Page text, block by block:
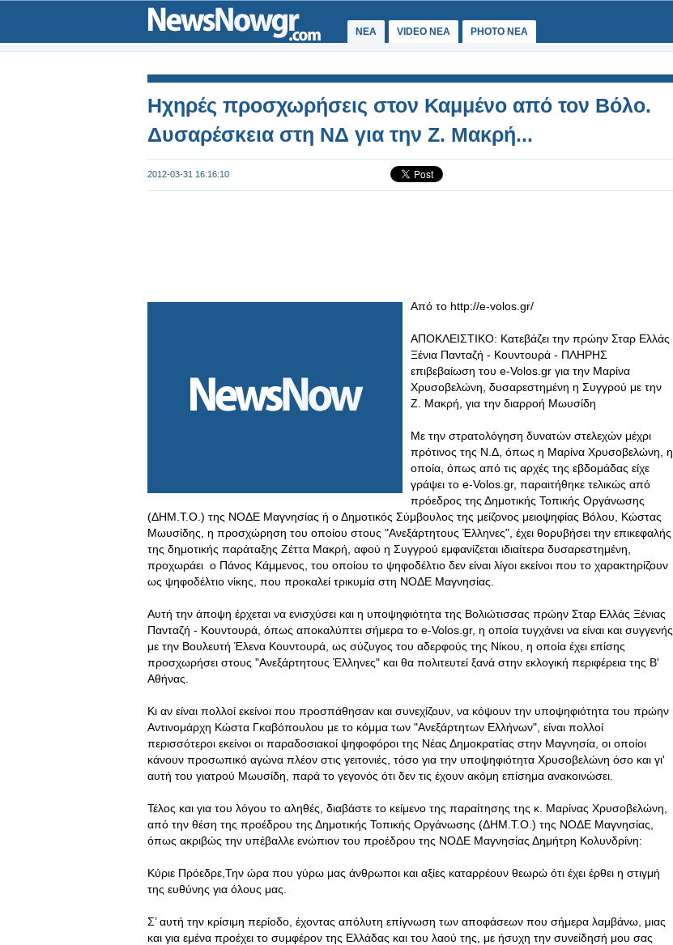
ΝΕΑ VIDEO NEA PHOTO NEA
Ηχηρές προσχωρήσεις στον Καμμένο από τον Βόλο.
Δυσαρέσκεια στη ΝΔ για την Ζ. Μακρή...
2012-03-31 16:16:10
Από το http://e-volos.gr/
ΑΠΟΚΛΕΙΣΤΙΚΟ: Κατεβάζει την πρώην Σταρ Ελλάς
Ξένια Πανταζή - Κουντουρά - ΠΛΗΡΗΣ
επιβεβαίωση του e-Volos.gr για την Μαρίνα
Χρυσοβελώνη, δυσαρεστημένη η Συγγρού με την
Ζ. Μακρή, για την διαρροή Μωυσίδη
Με την στρατολόγηση δυνατών στελεχών μέχρι
πρότινος της Ν.Δ, όπως η Μαρίνα Χρυσοβελώνη, η
οποία, όπως από τις αρχές της εβδομάδας είχε
γράψει το e-Volos.gr, παραιτήθηκε τελικώς από
πρόεδρος της Δημοτικής Τοπικής Οργάνωσης
(ΔΗΜ.Τ.Ο.) της ΝΟΔΕ Μαγνησίας ή ο Δημοτικός Σύμβουλος της μείζονος μειοψηφίας Βόλου, Κώστας
Μωυσίδης, η προσχώρηση του οποίου στους "Ανεξάρτητους Έλληνες", έχει θορυβήσει την επικεφαλής
της δημοτικής παράταξης Ζέττα Μακρή, αφού η Συγγρού εμφανίζεται ιδιαίτερα δυσαρεστημένη,
προχωράει ο Πάνος Κάμμενος, του οποίου το ψηφοδέλτιο δεν είναι λίγοι εκείνοι που το χαρακτηρίζουν
ως ψηφοδέλτιο νίκης, που προκαλεί τρικυμία στη ΝΟΔΕ Μαγνησίας.
Αυτή την άποψη έρχεται να ενισχύσει και η υποψηφιότητα της Βολιώτισσας πρώην Σταρ Ελλάς Ξένιας
Πανταζή - Κουντουρά, όπως αποκαλύπτει σήμερα το e-Volos.gr, η οποία τυγχάνει να είναι και συγγενής
με την Βουλευτή Έλενα Κουντουρά, ως σύζυγος του αδερφούς της Νίκου, η οποία έχει επίσης
προσχωρήσει στους "Ανεξάρτητους Έλληνες" και θα πολιτευτεί ξανά στην εκλογική περιφέρεια της Β'
Αθήνας.
Κι αν είναι πολλοί εκείνοι που προσπάθησαν και συνεχίζουν, να κόψουν την υποψηφιότητα του πρώην
Αντινομάρχη Κώστα Γκαβόπουλου με το κόμμα των "Ανεξάρτητων Ελλήνων", είναι πολλοί
περισσότεροι εκείνοι οι παραδοσιακοί ψηφοφόροι της Νέας Δημοκρατίας στην Μαγνησία, οι οποίοι
κάνουν προσωπικό αγώνα πλέον στις γειτονιές, τόσο για την υποψηφιότητα Χρυσοβελώνη όσο και γι'
αυτή του γιατρού Μωυσίδη, παρά το γεγονός ότι δεν τις έχουν ακόμη επίσημα ανακοινώσει.
Τέλος και για του λόγου το αληθές, διαβάστε το κείμενο της παραίτησης της κ. Μαρίνας Χρυσοβελώνη,
από την θέση της προέδρου της Δημοτικής Τοπικής Οργάνωσης (ΔΗΜ.Τ.Ο.) της ΝΟΔΕ Μαγνησίας,
όπως ακριβώς την υπέβαλλε ενώπιον του προέδρου της ΝΟΔΕ Μαγνησίας Δημήτρη Κολυνδρίνη:
Κύριε Πρόεδρε,Την ώρα που γύρω μας άνθρωποι και αξίες καταρρέουν θεωρώ ότι έχει έρθει η στιγμή
της ευθύνης για όλους μας.
Σ’ αυτή την κρίσιμη περίοδο, έχοντας απόλυτη επίγνωση των αποφάσεων που σήμερα λαμβάνω, μιας
και για εμένα προέχει το συμφέρον της Ελλάδας και του λαού της, με ήσυχη την συνείδησή μου σας